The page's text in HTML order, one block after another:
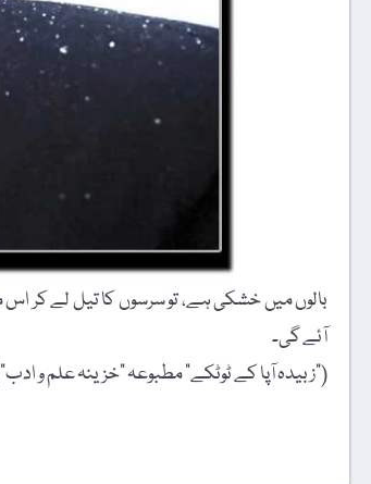
بالوں میں خشکی ہے، تو سرسوں کا تیل لے کر
آئے گی۔
("زبیدہ آپا کے ٹوٹکے” مطبوعہ "خزینہ علم و ادب” پہلی